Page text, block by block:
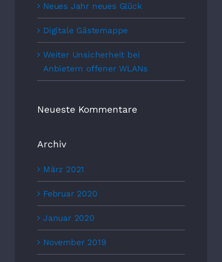
Neues Jahr neues Glück
Digitale Gästemappe
Weiter Unsicherheit bei
Anbietern offener WLANs
Neueste Kommentare
Archiv
März 2021
Februar 2020
Januar 2020
November 2019